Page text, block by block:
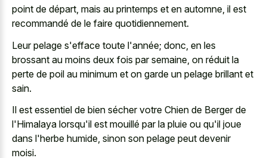
point de départ, mais au printemps et en automne, il est
recommandé de le faire quotidiennement.
Leur pelage s'efface toute l'année; donc, en les
brossant au moins deux fois par semaine, on réduit la
perte de poil au minimum et on garde un pelage brillant et
sain.
Il est essentiel de bien sécher votre Chien de Berger de
l'Himalaya lorsqu'il est mouillé par la pluie ou qu'il joue
dans l'herbe humide, sinon son pelage peut devenir
moisi.